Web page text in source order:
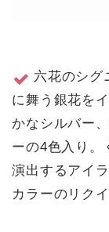
六花のシグ
に舞う銀花を
かなシルバー
ーの4色入り。
演出するアイ
カラーのリク